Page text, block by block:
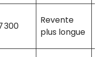
300
Revente
plus longue